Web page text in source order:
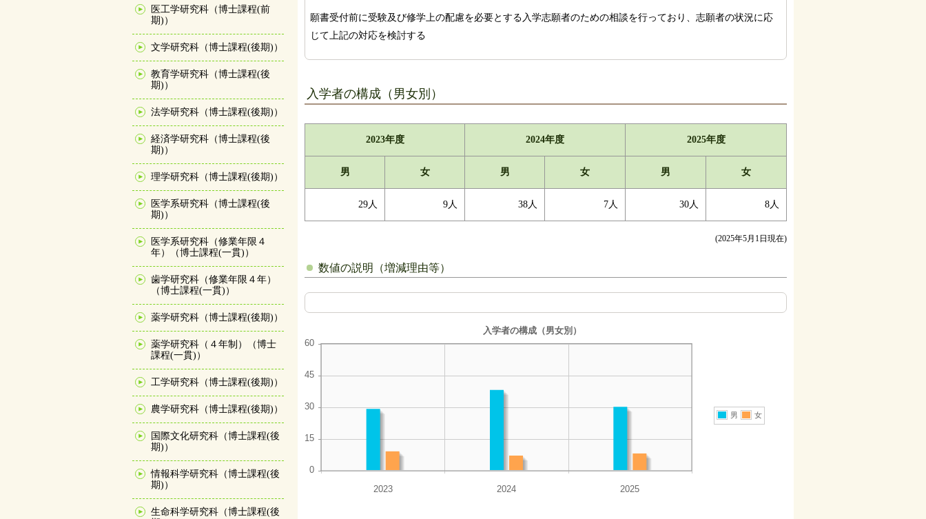
医工学研究科（博士課程(前
期)）
文学研究科（博士課程(後期)）
教育学研究科（博士課程(後
期)）
法学研究科（博士課程(後期)）
経済学研究科（博士課程(後
期)）
理学研究科（博士課程(後期)）
医学系研究科（博士課程(後
期)）
医学系研究科（修業年限４
年）（博士課程(一貫)）
歯学研究科（修業年限４年）
（博士課程(一貫)）
薬学研究科（博士課程(後期)）
薬学研究科（４年制）（博士
課程(一貫)）
工学研究科（博士課程(後期)）
農学研究科（博士課程(後期)）
国際文化研究科（博士課程(後
期)）
情報科学研究科（博士課程(後
期)）
生命科学研究科（博士課程(後
願書受付前に受験及び修学上の配慮を必要とする入学志願者のための相談を行っており、志願者の状況に応
じて上記の対応を検討する
入学者の構成（男女別）
2023年度 2024年度 2025年度
男 女 男 女 男 女
29人 9人 38人 7人 30人 8人
(2025年5月1日現在)
数値の説明（増減理由等）
入学者の構成（男女別）
男 女